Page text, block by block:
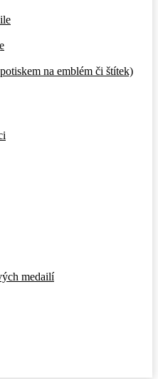
na emblém či štítek)
medailí